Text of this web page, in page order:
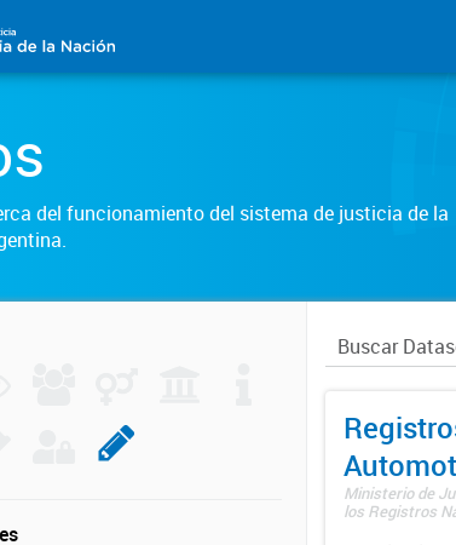
del funcionamiento del sistema de justicia de la
Ministerio de
los Registros